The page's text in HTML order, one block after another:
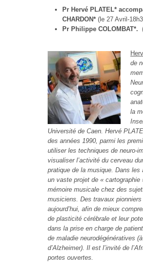
Pr Hervé PLATEL*
CHARDON* (le 27 Avril-
Pr Philippe COLOMBAT*.
de
la
Université de Caen. Hervé
des années 1990, parmi les
utiliser les techniques de neuro-
visualiser l’activité du cerveau
pratique de la musique. Dans les
un vaste projet de « cartographie
mémoire musicale chez des
musiciens. Des travaux pionniers
aujourd’hui, afin de mieux
de plasticité cérébrale et leur
dans la prise en charge de
de maladie neurodégénératives
d’Alzheimer). Il est l’invité de
portes ouvertes.